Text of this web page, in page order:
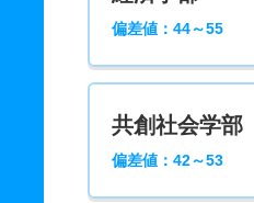
偏差値：44～55
共創社会学部
偏差値：42～53